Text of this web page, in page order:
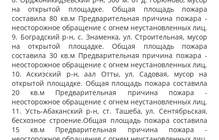
на открытой площадке. Общая площадь пожара
составила 80 кв.м Предварительная причина пожара -
неосторожное обращение с огнем неустановленных лиц.
9. Боградский р-н, с. Знаменка, ул. Строительная, мусор
на открытой площадке. Общая площадь пожара
составила 30 кв.м Предварительная причина пожара -
неосторожное обращение с огнем неустановленных лиц.
10. Аскизский р-н, аал Отты, ул. Садовая, мусор на
открытой площадке. Общая площадь пожара составила
20 кв.м Предварительная причина пожара -
неосторожное обращение с огнем неустановленных лиц.
11. Усть-Абаканский р-н, ст. Ташеба, ул. Сентябрьская,
бесхозное строение.Общая площадь пожара составила
15 кв.м Предварительная причина пожара -